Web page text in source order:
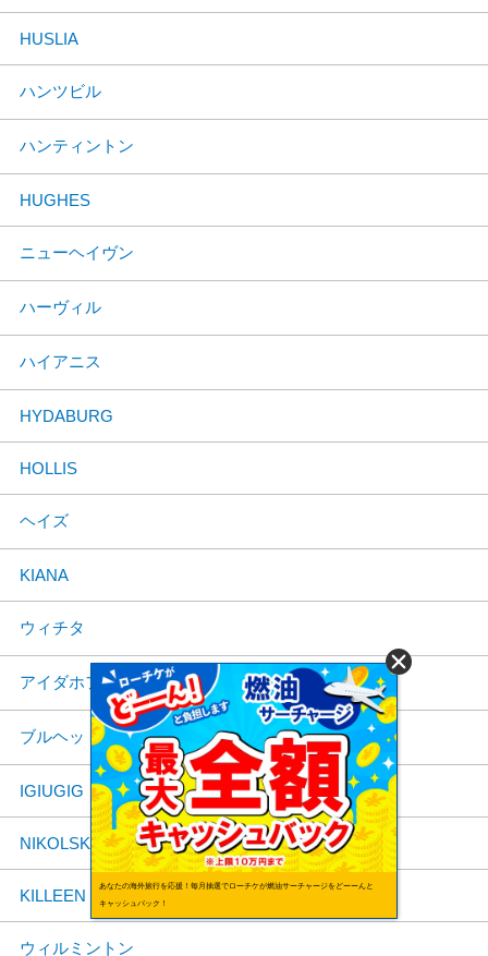
HUSLIA
ハンツビル
ハンティントン
HUGHES
ニューヘイヴン
ハーヴィル
ハイアニス
HYDABURG
HOLLIS
ヘイズ
KIANA
ウィチタ
アイダホフォールズ
ブルヘッドシティ
IGIUGIG
NIKOLSKI
KILLEEN
ウィルミントン
あなたの海外旅行を応援！毎月抽選でローチケが燃油サーチャージをどーーんと
キャッシュバック！